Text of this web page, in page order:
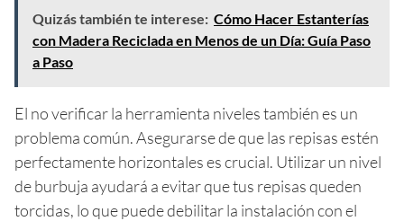
Quizás también te interese: Cómo Hacer Estanterías
con Madera Reciclada en Menos de un Día: Guía Paso
a Paso
El no verificar la herramienta niveles también es un
problema común. Asegurarse de que las repisas estén
perfectamente horizontales es crucial. Utilizar un nivel
de burbuja ayudará a evitar que tus repisas queden
torcidas, lo que puede debilitar la instalación con el